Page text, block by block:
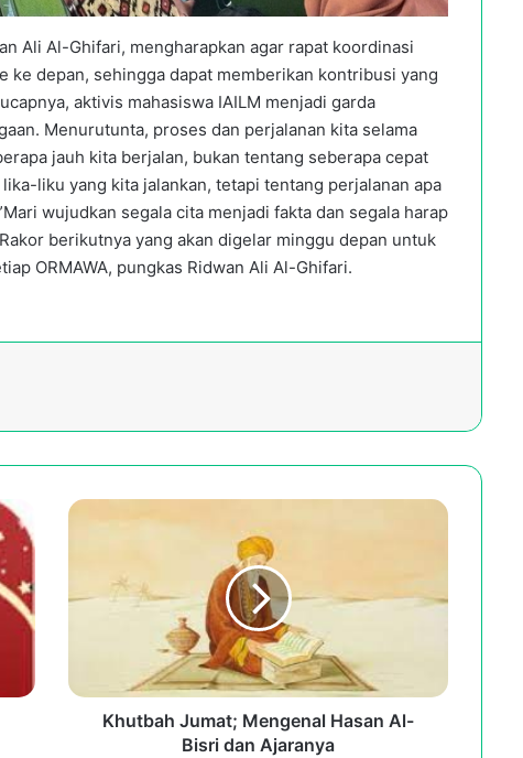
Ali Al-Ghifari, mengharapkan agar rapat koordinasi
ke depan, sehingga dapat memberikan kontribusi yang
aktivis mahasiswa IAILM menjadi garda
Menurutunta, proses dan perjalanan kita selama
jauh kita berjalan, bukan tentang seberapa cepat
liku yang kita jalankan, tetapi tentang perjalanan apa
wujudkan segala cita menjadi fakta dan segala harap
berikutnya yang akan digelar minggu depan untuk
ORMAWA, pungkas Ridwan Ali Al-Ghifari.
Khutbah
Al-
Khutbah Jumat; Mengenal Hasan Al-
Bisri dan Ajaranya